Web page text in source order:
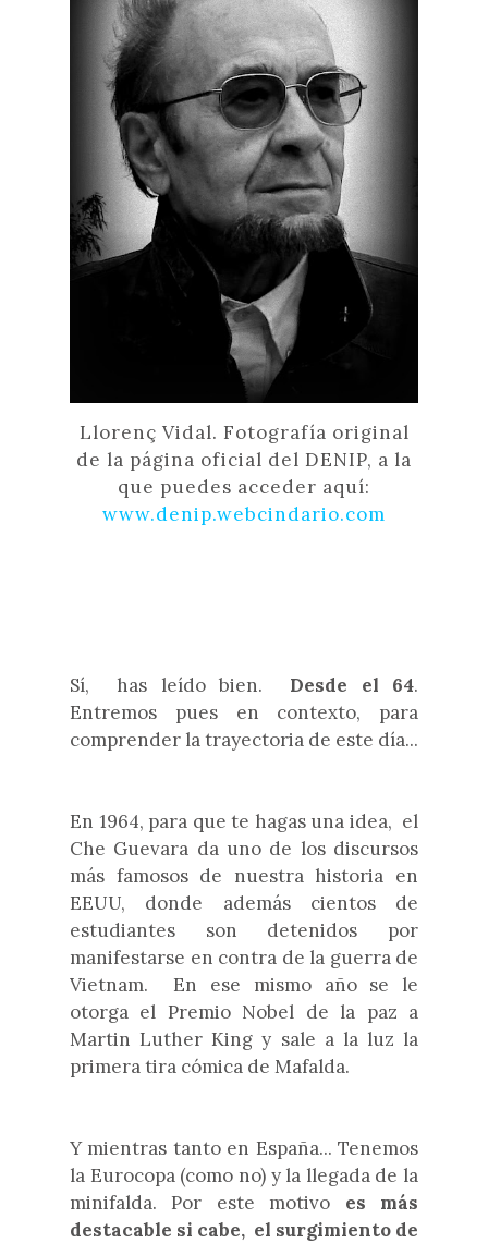
Llorenç Vidal. Fotografía original
de la página oficial del DENIP, a la
que puedes acceder aquí:
www.denip.webcindario.com
Sí, has leído bien. Desde el 64.
Entremos pues en contexto, para
comprender la trayectoria de este día...
En 1964, para que te hagas una idea, el
Che Guevara da uno de los discursos
más famosos de nuestra historia en
EEUU, donde además cientos de
estudiantes son detenidos por
manifestarse en contra de la guerra de
Vietnam. En ese mismo año se le
otorga el Premio Nobel de la paz a
Martin Luther King y sale a la luz la
primera tira cómica de Mafalda.
Y mientras tanto en España... Tenemos
la Eurocopa (como no) y la llegada de la
minifalda. Por este motivo es más
destacable si cabe, el surgimiento de